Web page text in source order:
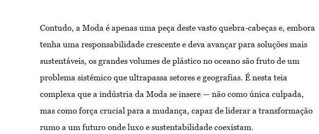
Contudo, a Moda é apenas uma peça deste vasto quebra-cabeças e, embora
tenha uma responsabilidade crescente e deva avançar para soluções mais
sustentáveis, os grandes volumes de plástico no oceano são fruto de um
problema sistémico que ultrapassa setores e geografias. É nesta teia
complexa que a indústria da Moda se insere — não como única culpada,
mas como força crucial para a mudança, capaz de liderar a transformação
rumo a um futuro onde luxo e sustentabilidade coexistam.